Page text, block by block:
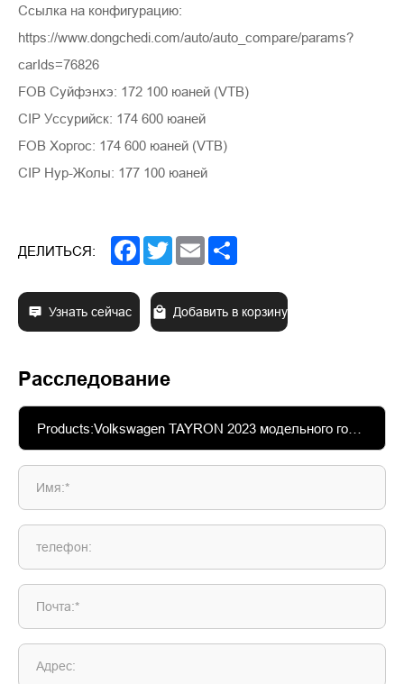
Ссылка на конфигурацию:
https://www.dongchedi.com/auto/auto_compare/params?
carIds=76826
FOB Суйфэнхэ: 172 100 юаней (VTB)
CIP Уссурийск: 174 600 юаней
FOB Хоргос: 174 600 юаней (VTB)
CIP Нур-Жолы: 177 100 юаней
ДЕЛИТЬСЯ: Facebook
TwitterEmail
Узнать сейчас Добавить в корзину
Расследование
Имя:*
телефон:
Почта:*
Адрес: